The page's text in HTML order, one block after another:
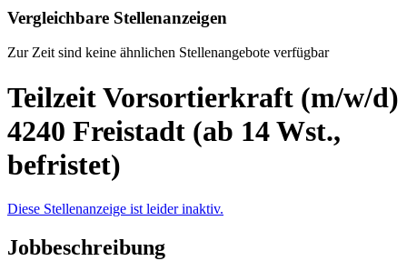
Vergleichbare Stellenanzeigen
Zur Zeit sind keine ähnlichen Stellenangebote verfügbar
Teilzeit Vorsortierkraft (m/w/d)
4240 Freistadt (ab 14 Wst.,
befristet)
Diese Stellenanzeige ist leider inaktiv.
Jobbeschreibung